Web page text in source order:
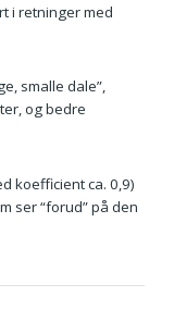
i retninger med
smalle dale”,
og bedre
koefficient ca. 0,9)
ser “forud” på den